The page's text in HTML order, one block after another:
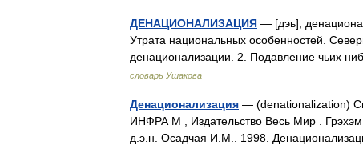
ДЕНАЦИОНАЛИЗАЦИЯ — [дэь],
Утрата национальных особенностей.
денационализации. 2. Подавление чьих
словарь Ушакова
Денационализация — (denationalization)
ИНФРА М , Издательство Весь Мир .
д.э.н. Осадчая И.М.. 1998.